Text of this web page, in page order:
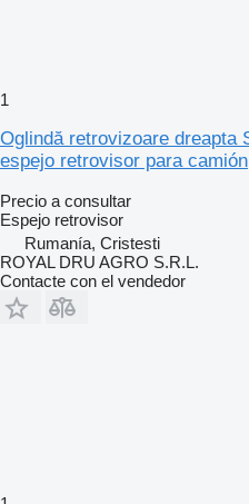
1
Oglindă retrovizoare dreapta
espejo retrovisor para camión
Precio a consultar
Espejo retrovisor
Rumanía, Cristesti
ROYAL DRU AGRO S.R.L.
Contacte con el vendedor